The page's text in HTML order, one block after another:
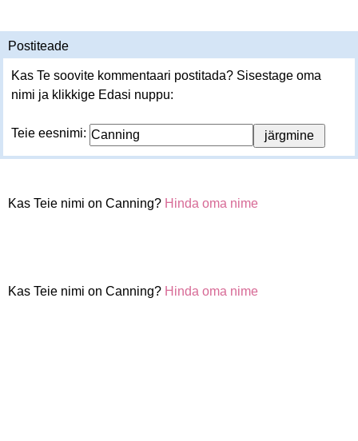
Postiteade
Kas Te soovite kommentaari postitada? Sisestage oma
nimi ja klikkige Edasi nuppu:
Teie eesnimi:
Kas Teie nimi on Canning? Hinda oma nime
Kas Teie nimi on Canning? Hinda oma nime